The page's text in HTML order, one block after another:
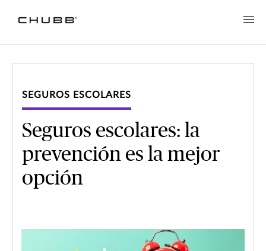
SEGUROS ESCOLARES
Seguros escolares: la
prevención es la mejor
opción